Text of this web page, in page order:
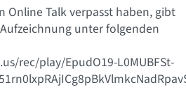
Online Talk verpasst haben, gibt
unter folgenden
rec/play/EpudO19-L0MUBFSt-